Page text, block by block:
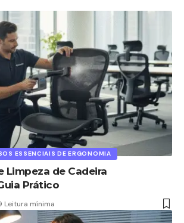
ESSENCIAIS DE ERGONOMIA
Limpeza de Cadeira
Prático
Leitura mínima